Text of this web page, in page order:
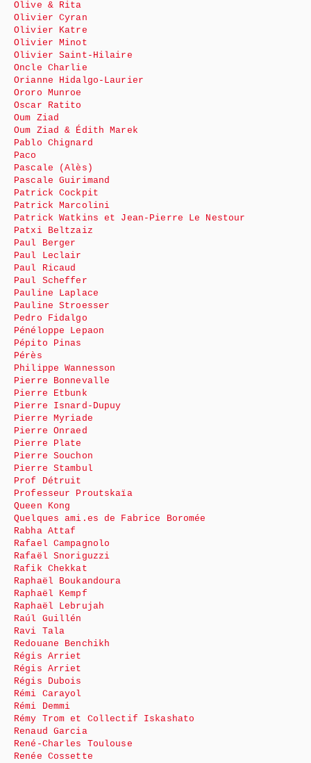
Olive & Rita
Olivier Cyran
Olivier Katre
Olivier Minot
Olivier Saint-Hilaire
Oncle Charlie
Orianne Hidalgo-Laurier
Ororo Munroe
Oscar Ratito
Oum Ziad
Oum Ziad & Édith Marek
Pablo Chignard
Paco
Pascale (Alès)
Pascale Guirimand
Patrick Cockpit
Patrick Marcolini
Patrick Watkins et Jean-Pierre Le Nestour
Patxi Beltzaiz
Paul Berger
Paul Leclair
Paul Ricaud
Paul Scheffer
Pauline Laplace
Pauline Stroesser
Pedro Fidalgo
Pénéloppe Lepaon
Pépito Pinas
Pérès
Philippe Wannesson
Pierre Bonnevalle
Pierre Etbunk
Pierre Isnard-Dupuy
Pierre Myriade
Pierre Onraed
Pierre Plate
Pierre Souchon
Pierre Stambul
Prof Détruit
Professeur Proutskaïa
Queen Kong
Quelques ami.es de Fabrice Boromée
Rabha Attaf
Rafael Campagnolo
Rafaël Snoriguzzi
Rafik Chekkat
Raphaël Boukandoura
Raphaël Kempf
Raphaël Lebrujah
Raúl Guillén
Ravi Tala
Redouane Benchikh
Régis Arriet
Régis Arriet
Régis Dubois
Rémi Carayol
Rémi Demmi
Rémy Trom et Collectif Iskashato
Renaud Garcia
René-Charles Toulouse
Renée Cossette